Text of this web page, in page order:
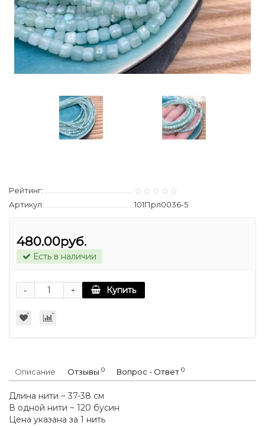
Рейтинг:
Артикул:
101Прл0036-5
480.00руб.
Есть в наличии
+
- Купить
Описание Отзывы 0 Вопрос - Ответ 0
Длина нити ~ 37-38 см
В одной нити ~ 120 бусин
Цена указана за 1 нить